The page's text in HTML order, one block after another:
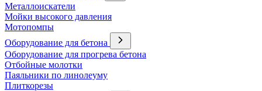
Металлоискатели
Мойки высокого давления
Мотопомпы
Оборудование для бетона
Оборудование для прогрева бетона
Отбойные молотки
Паяльники по линолеуму
Плиткорезы